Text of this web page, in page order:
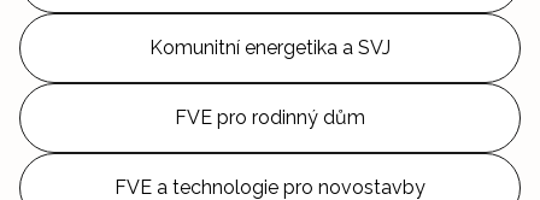
Komunitní energetika a SVJ
FVE pro rodinný dům
FVE a technologie pro novostavby